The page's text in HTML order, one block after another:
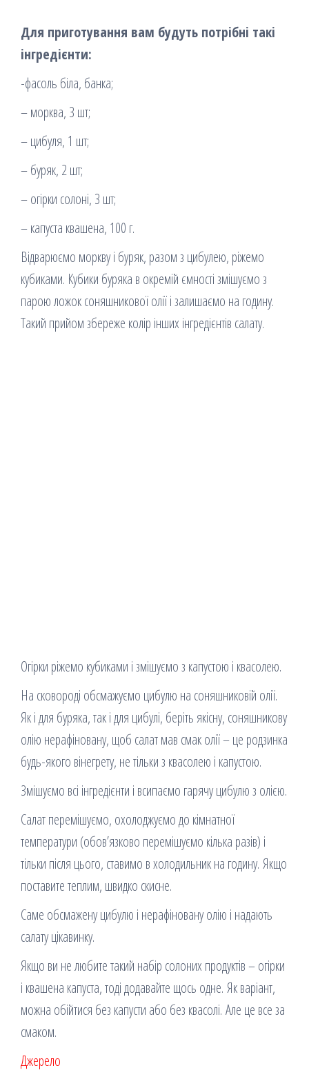
Для приготування вам будуть потрібні такі
інгредієнти:
-фасоль біла, банка;
– морква, 3 шт;
– цибуля, 1 шт;
– буряк, 2 шт;
– огірки солоні, 3 шт;
– капуста квашена, 100 г.
Відварюємо моркву і буряк, разом з цибулею, ріжемо
кубиками. Кубики буряка в окремій ємності змішуємо з
парою ложок соняшникової олії і залишаємо на годину.
Такий прийом збереже колір інших інгредієнтів салату.
Огірки ріжемо кубиками і змішуємо з капустою і квасолею.
На сковороді обсмажуємо цибулю на соняшниковій олії.
Як і для буряка, так і для цибулі, беріть якісну, соняшникову
олію нерафіновану, щоб салат мав смак олії – це родзинка
будь-якого вінегрету, не тільки з квасолею і капустою.
Змішуємо всі інгредієнти і всипаємо гарячу цибулю з олією.
Салат перемішуємо, охолоджуємо до кімнатної
температури (обов’язково перемішуємо кілька разів) і
тільки після цього, ставимо в холодильник на годину. Якщо
поставите теплим, швидко скисне.
Саме обсмажену цибулю і нерафіновану олію і надають
салату цікавинку.
Якщо ви не любите такий набір солоних продуктів – огірки
і квашена капуста, тоді додавайте щось одне. Як варіант,
можна обійтися без капусти або без квасолі. Але це все за
смаком.
Джерело